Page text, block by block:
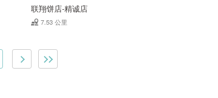
联翔饼店-精诚店
7.53 公里